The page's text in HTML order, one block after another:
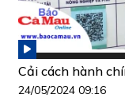
Cải cách hành
24/05/2024 09:16